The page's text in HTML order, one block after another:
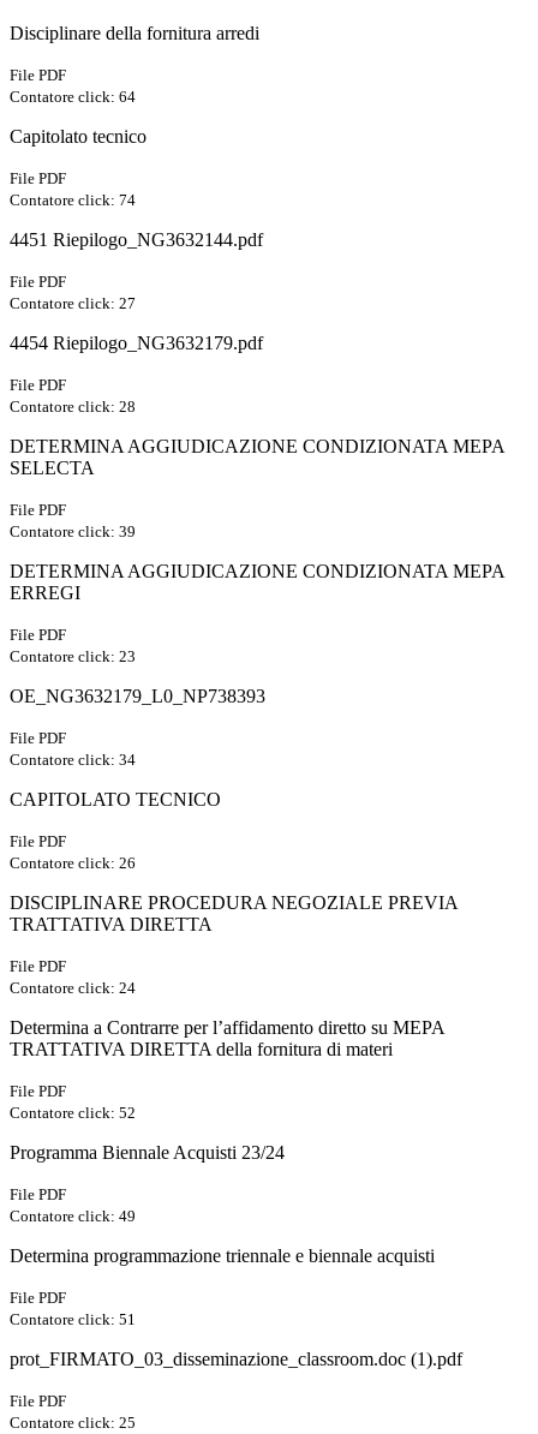
Disciplinare della fornitura arredi
File PDF
Contatore click: 64
Capitolato tecnico
File PDF
Contatore click: 74
4451 Riepilogo_NG3632144.pdf
File PDF
Contatore click: 27
4454 Riepilogo_NG3632179.pdf
File PDF
Contatore click: 28
DETERMINA AGGIUDICAZIONE CONDIZIONATA MEPA
SELECTA
File PDF
Contatore click: 39
DETERMINA AGGIUDICAZIONE CONDIZIONATA MEPA
ERREGI
File PDF
Contatore click: 23
OE_NG3632179_L0_NP738393
File PDF
Contatore click: 34
CAPITOLATO TECNICO
File PDF
Contatore click: 26
DISCIPLINARE PROCEDURA NEGOZIALE PREVIA
TRATTATIVA DIRETTA
File PDF
Contatore click: 24
Determina a Contrarre per l’affidamento diretto su MEPA
TRATTATIVA DIRETTA della fornitura di materi
File PDF
Contatore click: 52
Programma Biennale Acquisti 23/24
File PDF
Contatore click: 49
Determina programmazione triennale e biennale acquisti
File PDF
Contatore click: 51
prot_FIRMATO_03_disseminazione_classroom.doc (1).pdf
File PDF
Contatore click: 25